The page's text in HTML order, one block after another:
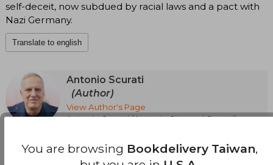
self-deceit, now subdued by racial laws and a pact with
Nazi Germany.
Translate to english
Antonio Scurati
(Author)
View Author's Page
Antonio Scurati (Antonio Giovanni Scurati) es un
historia contemporánea. Doctor en teoría de la
literatura, ha enseñado en la Universidad de
Translate to english
You are browsing Bookdelivery Taiwan,